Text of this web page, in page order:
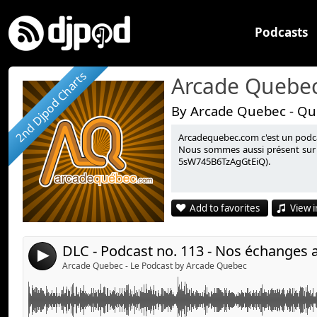
Podcasts
2nd Djpod Charts Arcade
By Arcade Quebec -
Arcadequebec.com c'est un
Nous sommes aussi présent
5sW745B6TzAgGtEiQ).
Add to favorites View
4 Arcade Quebec - Le Podcast by Arcade Quebec
Link:
Widget:
Share:
Post:
Send by email
On pratique notre accent de Montréal, Stéphane a le
on parle de testicules...
Suivez-nous :
arcadequebec.com
twitter : @arcadeqc
twitch.tv/arcadeqc
Merci!